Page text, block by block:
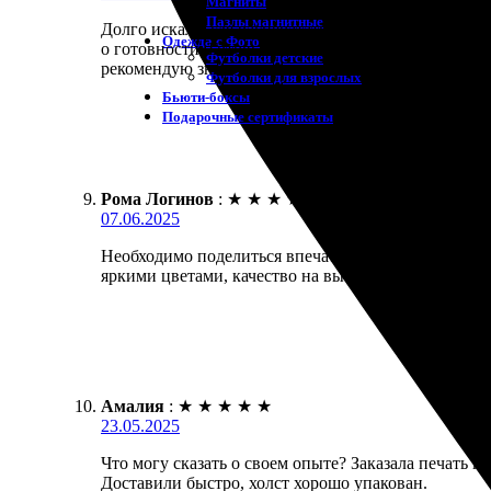
Пазлы магнитные
Одежда с Фото
Футболки детские
Футболки для взрослых
Бьюти-боксы
Подарочные сертификаты
Долго искала, где распечатать фото на холсте.
о готовности. Готовый холст приятно удивил
рекомендую знакомым.
Рома Логинов : ★ ★ ★ ★
07.06.2025
Необходимо поделиться впечатлениями о заказе
яркими цветами, качество на высоте.
Амалия : ★ ★ ★ ★ ★
23.05.2025
Что могу сказать о своем опыте? Заказала печать
Доставили быстро, холст хорошо упакован.